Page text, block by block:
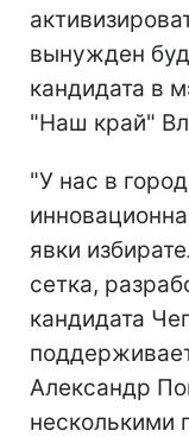
вынужден
кандидата в
"Наш край"
"У нас в
явки
сетка,
кандидата
Александр
несколькими